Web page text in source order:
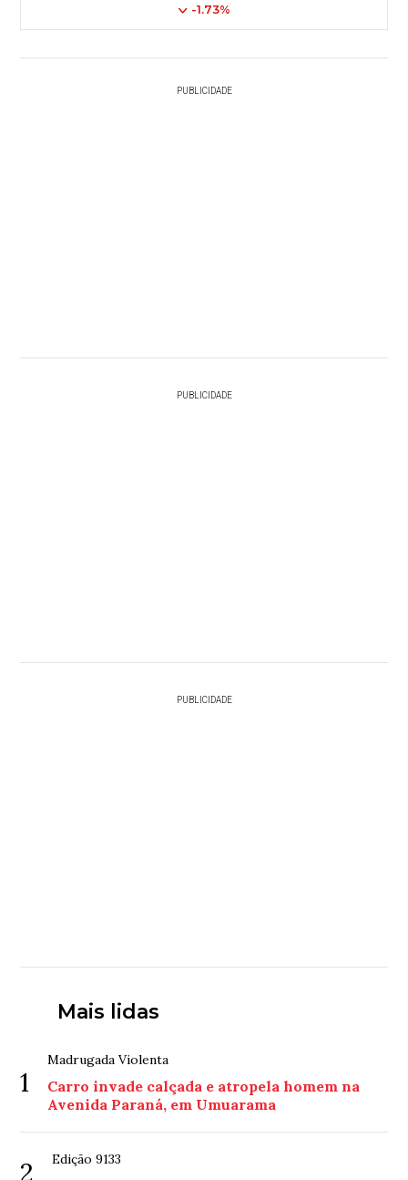
-1.73%
PUBLICIDADE
PUBLICIDADE
PUBLICIDADE
Mais lidas
1
Madrugada Violenta
Carro invade calçada e atropela homem na
Avenida Paraná, em Umuarama
2 Edição 9133